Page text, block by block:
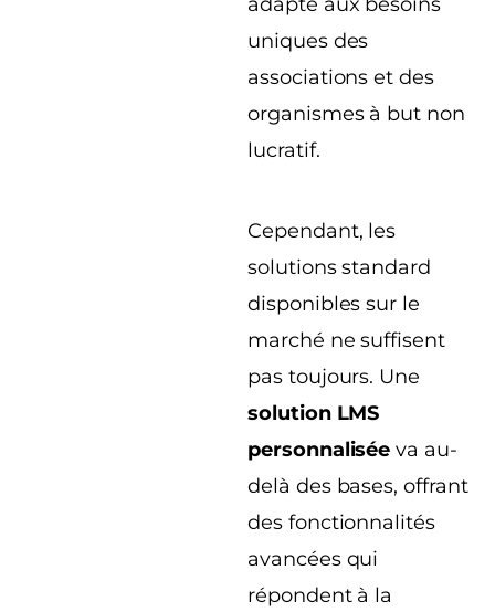
uniques des
associations et des
organismes à but non
lucratif.
Cependant, les
solutions standard
disponibles sur le
marché ne suffisent
pas toujours. Une
solution LMS
personnaliséeva au-
delà des bases, offrant
des fonctionnalités
avancées qui
répondent à la